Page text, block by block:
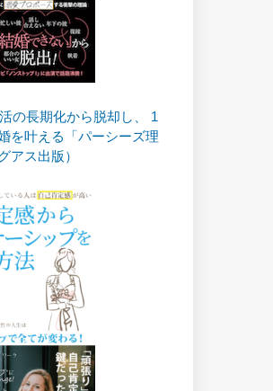
の長期化から脱却し、 1
を叶える「パーシーズ理
アス出版）